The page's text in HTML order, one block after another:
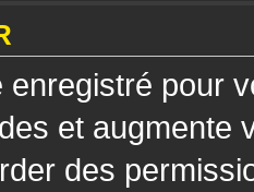
pour
et augmente
des